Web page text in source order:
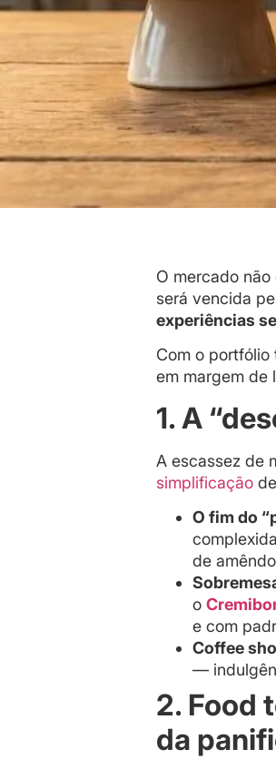
O mercado
será vencida
experiências
Com o
em margem de
1. A
A escassez de
simplificação
O fim do
de
o
e com
Coffee
—
2. Food
da